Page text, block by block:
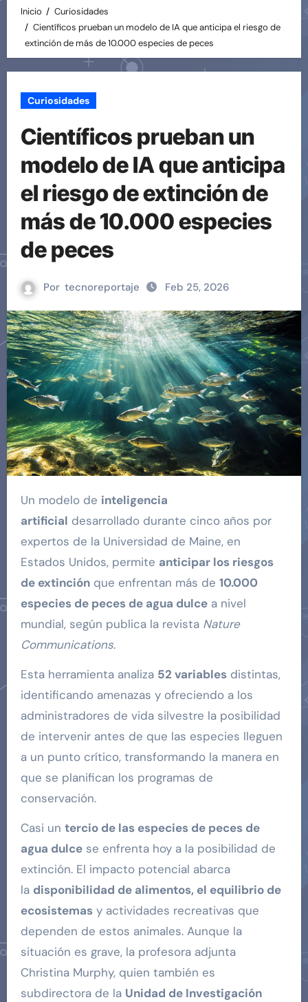
Inicio
Curiosidades
Científicos prueban un modelo de IA que anticipa el riesgo de
extinción de más de 10.000 especies de peces
Curiosidades
Científicos prueban un
modelo de IA que anticipa
el riesgo de extinción de
más de 10.000 especies
de peces
Por tecnoreportaje Feb 25, 2026
Un modelo de inteligencia
artificial desarrollado durante cinco años por
expertos de la Universidad de Maine, en
Estados Unidos, permite anticipar los riesgos
de extinciónque enfrentan más de 10.000
especies de peces de agua dulcea nivel
mundial, según publica la revista Nature
Communications.
Esta herramienta analiza 52 variablesdistintas,
identificando amenazas y ofreciendo a los
administradores de vida silvestre la posibilidad
de intervenir antes de que las especies lleguen
a un punto crítico, transformando la manera en
que se planifican los programas de
conservación.
Casi un tercio de las especies de peces de
agua dulcese enfrenta hoy a la posibilidad de
extinción. El impacto potencial abarca
la disponibilidad de alimentos, el equilibrio de
ecosistemasy actividades recreativas que
dependen de estos animales. Aunque la
situación es grave, la profesora adjunta
Christina Murphy, quien también es
subdirectora de la Unidad de Investigación